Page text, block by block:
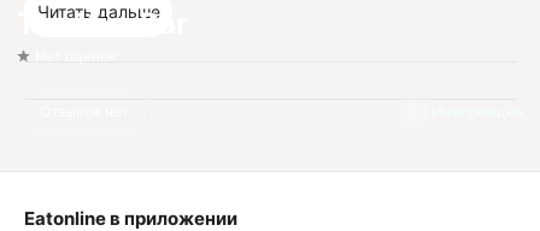
TomYumBar
Читать дальше
Eatonline в приложении